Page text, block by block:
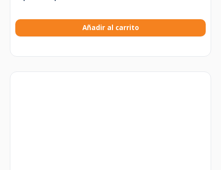
Añadir al carrito